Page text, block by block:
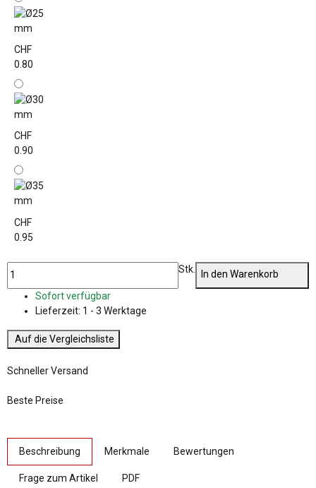
CHF
0.80
CHF
0.90
CHF
0.95
Stk.
In den Warenkorb
Sofort verfügbar
Lieferzeit: 1 - 3 Werktage
Auf die Vergleichsliste
Schneller Versand
Beste Preise
Beschreibung Merkmale Bewertungen
Frage zum Artikel PDF